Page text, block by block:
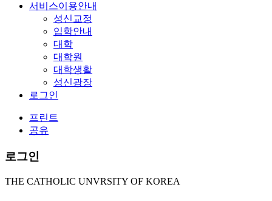
서비스이용안내
성신교정
입학안내
대학
대학원
대학생활
성신광장
로그인
프린트
공유
로그인
THE CATHOLIC UNVRSITY OF KOREA